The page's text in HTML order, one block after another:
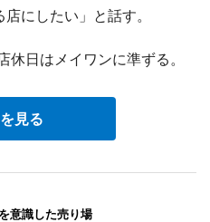
にしたい」と話す。
日はメイワンに準ずる。
見る
意識した売り場